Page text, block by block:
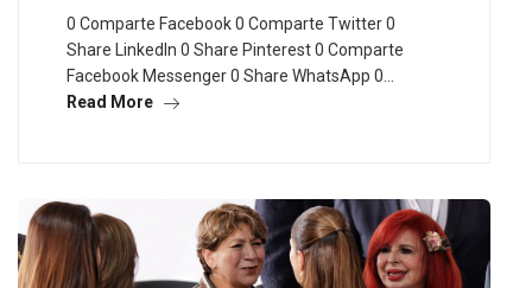
0 Comparte Facebook 0 Comparte Twitter 0
Share LinkedIn 0 Share Pinterest 0 Comparte
Facebook Messenger 0 Share WhatsApp 0…
Read More